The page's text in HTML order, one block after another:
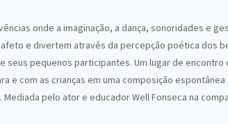
onde a imaginação, a dança, sonoridades e
e divertem através da percepção poética dos
seus pequenos participantes. Um lugar de encontro
e com as crianças em uma composição
pelo ator e educador Well Fonseca na